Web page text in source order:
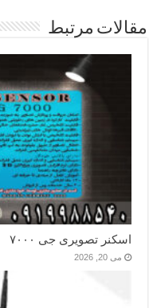
مقالات مرتبط
اسکنر تصویری جی ۷۰۰۰
می 20, 2026